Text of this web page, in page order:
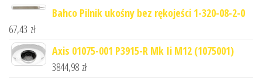
Bahco Pilnik ukośny bez rękojeści 1-320-08-2-0
67,43 zł
Axis 01075-001 P3915-R Mk Ii M12 (1075001)
3844,98 zł